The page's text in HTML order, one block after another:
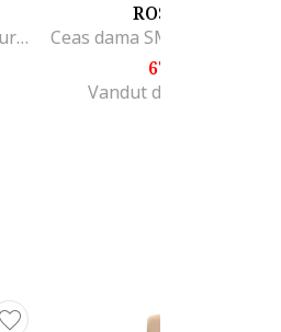
Ceas din otel inoxidabil cu curea tip plasa, Auriu
ROSEFIELD
676
Vandut de CrystalTime